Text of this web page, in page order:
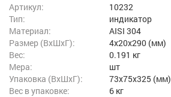
Артикул:
10232
Тип:
индикатор
Материал:
AISI 304
Размер (ВxШxГ):
4x20x290 (мм)
Вес:
0.191 кг
Мера:
шт
Упаковка (ВхШхГ):
73x75x325 (мм)
Вес в упаковке:
6 кг